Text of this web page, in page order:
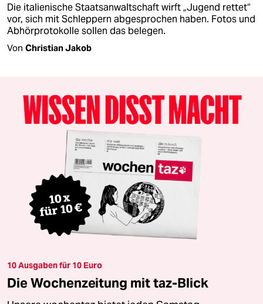
Die italienische Staatsanwaltschaft wirft „Jugend rettet“
vor, sich mit Schleppern abgesprochen haben. Fotos und
Abhörprotokolle sollen das belegen.
Von Christian Jakob
10 Ausgaben für 10 Euro
Die Wochenzeitung mit taz-Blick